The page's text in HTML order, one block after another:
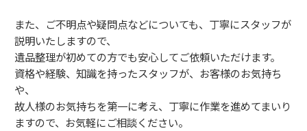
また、ご不明点や疑問点などについても、丁寧にスタッフが
説明いたしますので、
遺品整理が初めての方でも安心してご依頼いただけます。
資格や経験、知識を持ったスタッフが、お客様のお気持ち
や、
故人様のお気持ちを第一に考え、丁寧に作業を進めてまいり
ますので、お気軽にご相談ください。